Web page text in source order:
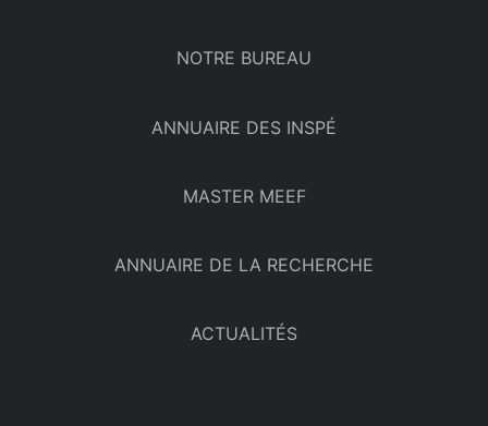
NOTRE BUREAU
ANNUAIRE DES INSPÉ
MASTER MEEF
ANNUAIRE DE LA RECHERCHE
ACTUALITÉS